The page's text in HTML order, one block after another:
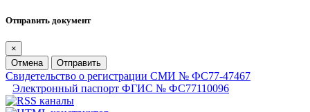
Отправить документ
×
Отмена
Отправить
Свидетельство о регистрации СМИ № ФС77-47467
Электронный паспорт ФГИС № ФС77110096